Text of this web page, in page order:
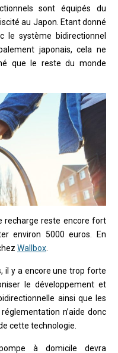
sont équipés du
au Japon. Etant donné
le système bidirectionnel
japonais, cela ne
que le reste du monde
recharge reste encore fort
environ 5000 euros. En
Wallbox
il y a encore une trop forte
le développement et
ainsi que les
n’aide donc
cette technologie.
à domicile devra